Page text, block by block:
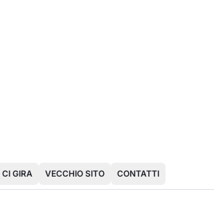
GIRA VECCHIO SITO CONTATTI